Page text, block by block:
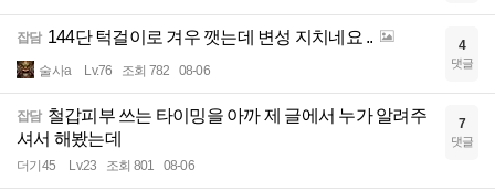
잡담 144단 턱걸이로 겨우 깻는데 변성 지치네요 ..
술사a Lv.76 조회 782 08-06
4
댓글
잡담 철갑피부 쓰는 타이밍을 아까 제 글에서 누가 알려주
셔서 해봤는데
더기45 Lv.23 조회 801 08-06
7
댓글